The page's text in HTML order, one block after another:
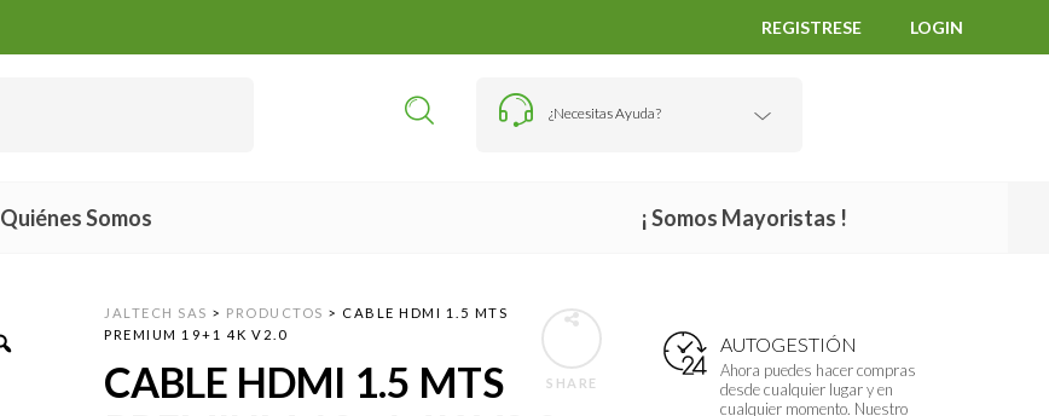
REGISTRESE LOGIN
¿Necesitas Ayuda?
Quiénes Somos ¡ Somos Mayoristas !
AUTOGESTIÓN
Ahora puedes hacer compras
desde cualquier lugar y en
cualquier momento. Nuestro
SHARE
JALTECH SAS > PRODUCTOS > CABLE HDMI 1.5 MTS
PREMIUM 19+1 4K V2.0
CABLE HDMI 1.5 MTS